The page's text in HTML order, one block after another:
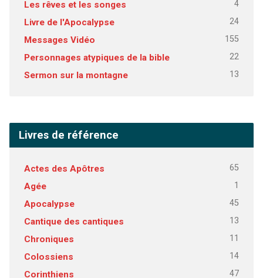
Les rêves et les songes 4
Livre de l'Apocalypse 24
Messages Vidéo 155
Personnages atypiques de la bible 22
Sermon sur la montagne 13
Livres de référence
Actes des Apôtres 65
Agée 1
Apocalypse 45
Cantique des cantiques 13
Chroniques 11
Colossiens 14
Corinthiens 47